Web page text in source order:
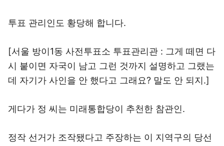
투표 관리인도 황당해 합니다.
[서울 방이1동 사전투표소 투표관리관 : 그게 떼면 다
시 붙이면 자국이 남고 그런 것까지 설명하고 그랬는
데 자기가 사인을 안 했다고 그래요? 말도 안 되지.]
게다가 정 씨는 미래통합당이 추천한 참관인.
정작 선거가 조작됐다고 주장하는 이 지역구의 당선